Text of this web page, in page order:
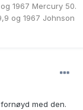
og 1967 Mercury 50.
og 1967 Johnson
med den.